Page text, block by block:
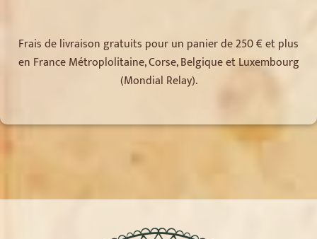
Frais de livraison gratuits pour un panier de 250 € et plus
en France Métroplolitaine, Corse, Belgique et Luxembourg
(Mondial Relay).